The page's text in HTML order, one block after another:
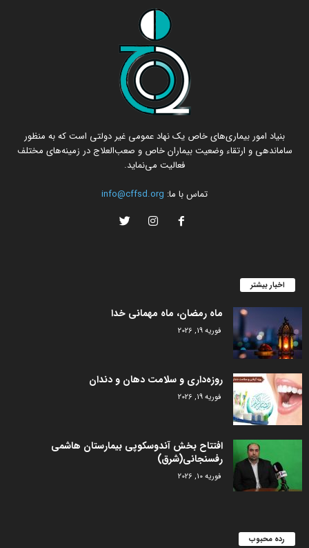
بنیاد امور بیماری‌های خاص یک نهاد عمومی غیر دولتی است که به منظور
ساماندهی و ارتقاء وضعیت بیماران خاص و صعب‌العلاج در زمینه‌های مختلف
فعالیت می‌نماید.
تماس با ما: info@cffsd.org
اخبار بیشتر
ماه رمضان، ماه مهمانی خدا
فوریه 19, 2026
روزه‌داری و سلامت دهان و دندان
فوریه 19, 2026
افتتاح بخش آندوسکوپی بیمارستان هاشمی
رفسنجانی(شرق)
فوریه 10, 2026
رده محبوب